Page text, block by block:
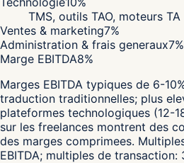
TMS, outils TAO, moteurs TA
Ventes & marketing7%
Administration & frais generaux7%
Marge EBITDA8%
Marges EBITDA typiques de 6-
traduction traditionnelles; plus
plateformes technologiques (12-
sur les freelances montrent des
des marges comprimees.
EBITDA; multiples de transaction: